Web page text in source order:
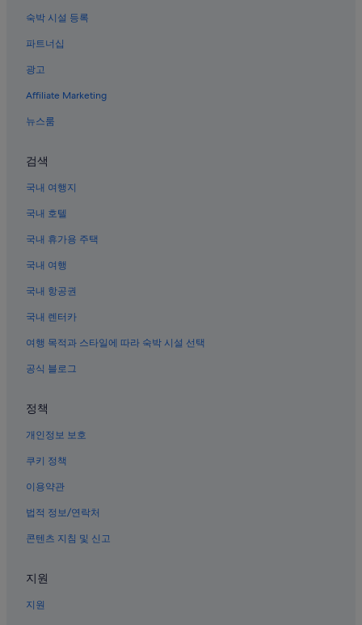
숙박 시설 등록
파트너십
광고
Affiliate Marketing
뉴스룸
검색
국내 여행지
국내 호텔
국내 휴가용 주택
국내 여행
국내 항공권
국내 렌터카
여행 목적과 스타일에 따라 숙박 시설 선택
공식 블로그
정책
개인정보 보호
쿠키 정책
이용약관
법적 정보/연락처
콘텐츠 지침 및 신고
지원
지원